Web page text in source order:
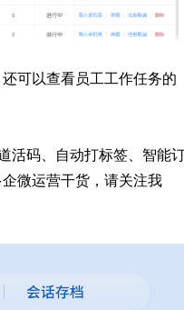
可以查看员工工作任务的
活码、自动打标签、智能
微运营干货，请关注我